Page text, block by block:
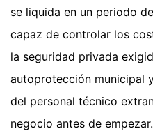
se liquida en un periodo
capaz de controlar los
la seguridad privada
autoprotección municipal
del personal técnico
negocio antes de empezar.